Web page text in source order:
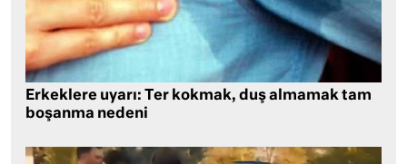
Erkeklere uyarı: Ter kokmak, duş almamak tam
boşanma nedeni